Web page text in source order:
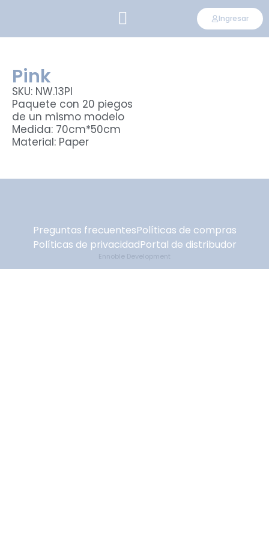
Ingresar
Pink
SKU: NW.13PI
Paquete con 20 piegos
de un mismo modelo
Medida: 70cm*50cm
Material: Paper
Preguntas frecuentesPolíticas de compras
Políticas de privacidadPortal de distribudor
Ennoble Development